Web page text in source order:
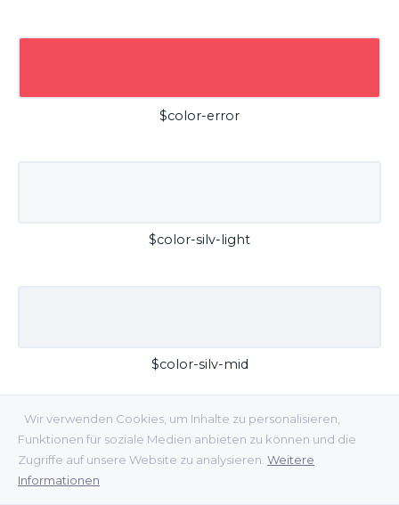
Wir verwenden Cookies, um Inhalte zu personalisieren,
Funktionen für soziale Medien anbieten zu können und die
Zugriffe auf unsere Website zu analysieren. Weitere
Informationen
$color-error
$color-silv-light
$color-silv-mid